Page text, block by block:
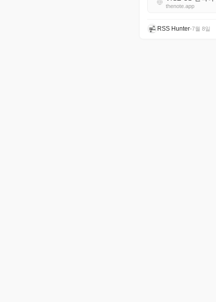
thenote.app
RSS Hunter•7월 8일